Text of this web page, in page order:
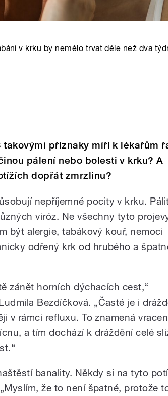
v krku by nemělo trvat déle než dva
takovými příznaky míří k lékařům
pálení nebo bolesti v krku? A
dopřát zmrzlinu?
nepříjemné pocity v krku.
viróz. Ne všechny tyto
být alergie, tabákový kouř, nemoci
odřený krk od hrubého a
zánět horních dýchacích cest,“
Bezdíčková. „Časté je i
v rámci refluxu. To znamená
a tím dochází k dráždění celé
banality. Někdy si na tyto
že to není špatné, protože